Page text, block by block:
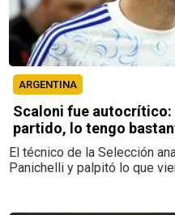
ARGENTINA
Scaloni fue autocrítico:
partido, lo tengo
El técnico de la Selección
Panichelli y palpitó lo que